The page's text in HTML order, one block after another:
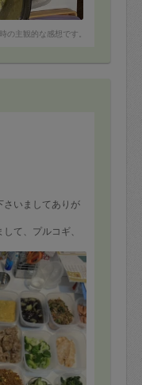
の主観的な感想です。
さいましてありが
て、プルコギ、
ものガレット、
オライス、チラシ
、かき卵汁など、
た。
さんとお喋りや、
した。